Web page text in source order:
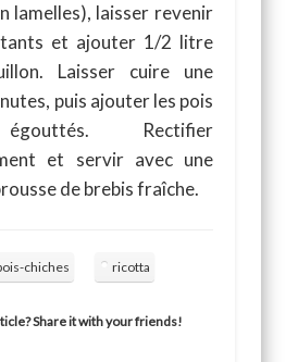
lamelles), laisser revenir
et ajouter 1/2 litre
Laisser cuire une
puis ajouter les pois
Rectifier
et servir avec une
de brebis fraîche.
chiches ricotta
Share it with your friends!